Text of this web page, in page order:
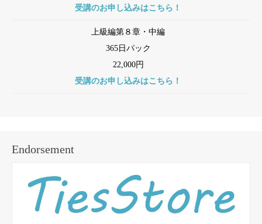
受講のお申し込みはこちら！
上級編第８章・中編
365日パック
22,000円
受講のお申し込みはこちら！
Endorsement